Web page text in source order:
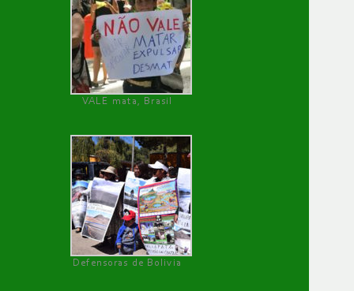
VALE mata, Brasil
Defensoras de Bolivia